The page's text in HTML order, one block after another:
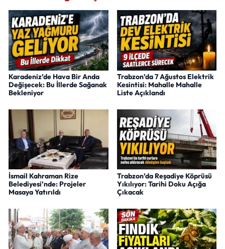
Karadeniz’de Hava Bir Anda
Değişecek: Bu İllerde Sağanak
Bekleniyor
Trabzon’da 7 Ağustos Elektrik
Kesintisi: Mahalle Mahalle
Liste Açıklandı
İsmail Kahraman Rize
Belediyesi’nde: Projeler
Masaya Yatırıldı
Trabzon’da Reşadiye Köprüsü
Yıkılıyor: Tarihi Doku Açığa
Çıkacak